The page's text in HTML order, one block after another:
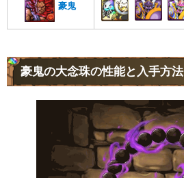
豪鬼
豪鬼の大念珠の性能と入手方法